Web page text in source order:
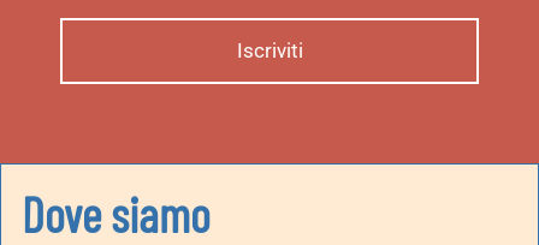
Dove siamo